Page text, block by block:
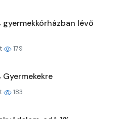
gyermekkórházban lévő
179
Gyermekekre
183